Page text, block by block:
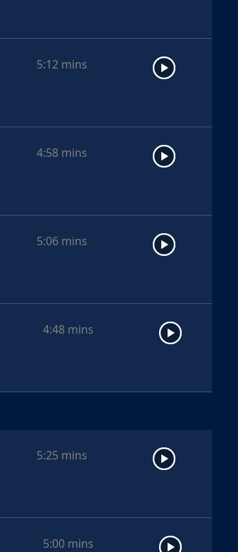
5:12mins
4:58mins
5:06mins
4:48mins
5:25 mins
5:00mins